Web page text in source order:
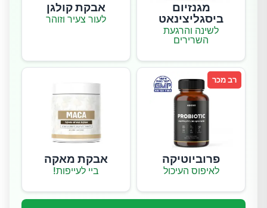
מגנזיום
ביסגליצינאט
לשינה והרגעת
השרירים
אבקת קולגן
לעור צעיר וזוהר
רב מכר
פרוביוטיקה
לאיפוס העיכול
אבקת מאקה
ביי לעייפות!